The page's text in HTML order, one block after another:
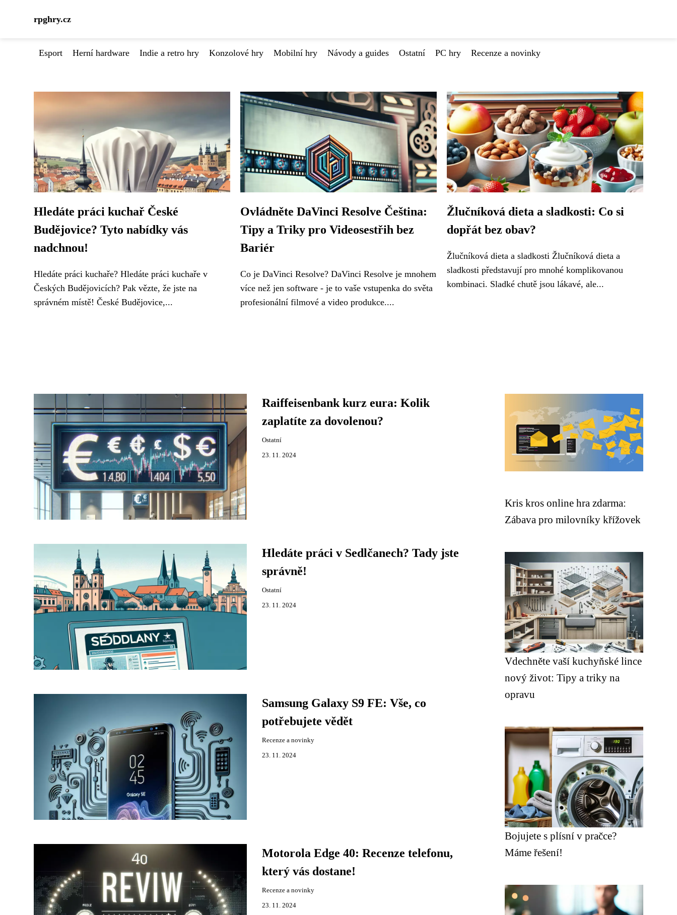
rpghry.cz
Esport Herní hardware Indie a retro hry Konzolové hry Mobilní hry Návody a guides Ostatní PC hry Recenze a novinky
Hledáte práci kuchař České
Budějovice? Tyto nabídky vás
nadchnou!
Hledáte práci kuchaře? Hledáte práci kuchaře v
Českých Budějovicích? Pak vězte, že jste na
správném místě! České Budějovice,...
Ovládněte DaVinci Resolve Čeština:
Tipy a Triky pro Videosestřih bez
Bariér
Co je DaVinci Resolve? DaVinci Resolve je mnohem
více než jen software - je to vaše vstupenka do světa
profesionální filmové a video produkce....
Žlučníková dieta a sladkosti: Co si
dopřát bez obav?
Žlučníková dieta a sladkosti Žlučníková dieta a
sladkosti představují pro mnohé komplikovanou
kombinaci. Sladké chutě jsou lákavé, ale...
Raiffeisenbank kurz eura: Kolik
zaplatíte za dovolenou?
Ostatní
23. 11. 2024
Hledáte práci v Sedlčanech? Tady jste
správně!
Ostatní
23. 11. 2024
Samsung Galaxy S9 FE: Vše, co
potřebujete vědět
Recenze a novinky
23. 11. 2024
Motorola Edge 40: Recenze telefonu,
který vás dostane!
Recenze a novinky
23. 11. 2024
Kris kros online hra zdarma:
Zábava pro milovníky křížovek
Vdechněte vaší kuchyňské lince
nový život: Tipy a triky na
opravu
Bojujete s plísní v pračce?
Máme řešení!